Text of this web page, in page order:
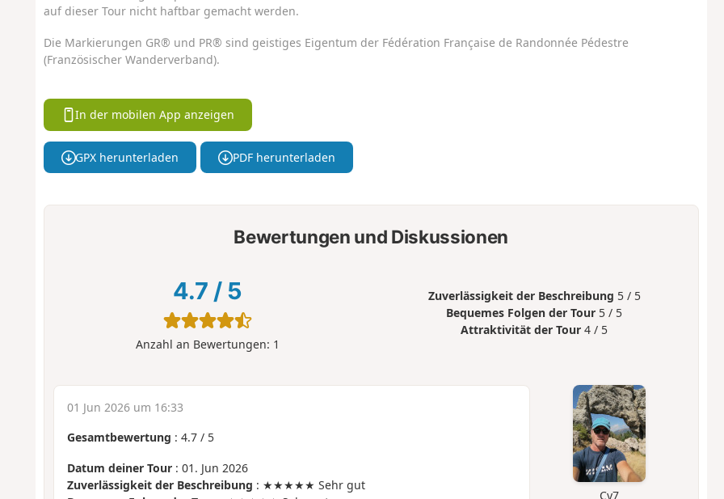
auf dieser Tour nicht haftbar gemacht werden.
Die Markierungen GR® und PR® sind geistiges Eigentum der Fédération Française de Randonnée Pédestre
(Französischer Wanderverband).
In der mobilen App anzeigen
GPX herunterladen PDF herunterladen
Bewertungen und Diskussionen
4.7 / 5
Anzahl an Bewertungen: 1
Zuverlässigkeit der Beschreibung 5 / 5
Bequemes Folgen der Tour 5 / 5
Attraktivität der Tour 4 / 5
Cy7
01 Jun 2026 um 16:33
Gesamtbewertung : 4.7/ 5
Datum deiner Tour: 01. Jun 2026
Zuverlässigkeit der Beschreibung : ★★★★★ Sehr gut